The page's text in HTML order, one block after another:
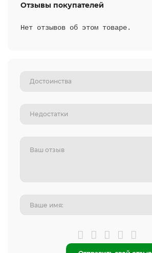
Отзывы покупателей
Нет отзывов об этом товаре.